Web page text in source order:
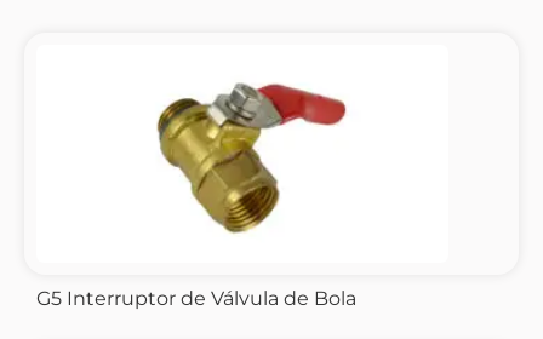
G5 Interruptor de Válvula de Bola